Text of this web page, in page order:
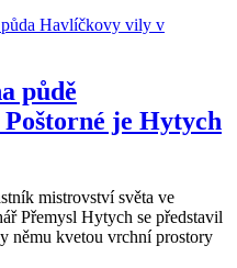
půdě
je Hytych
mistrovství světa ve
Přemysl Hytych se představil
němu kvetou vrchní prostory